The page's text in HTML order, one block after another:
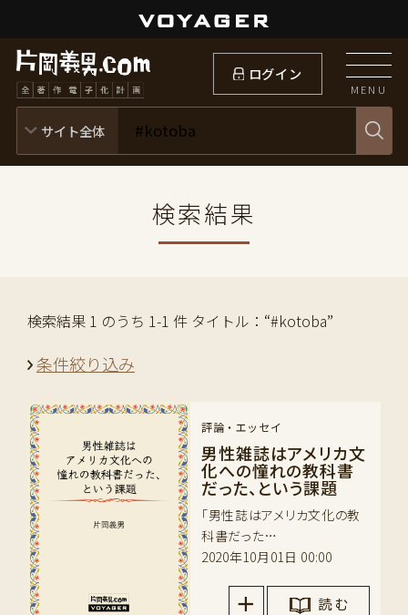
ログイン
MENU
検索結果
検索結果 1 のうち 1-1 件 タイトル：“#kotoba”
条件絞り込み
評論・エッセイ
男性雑誌はアメリカ文
化への憧れの教科書
だった、という課題
「男性誌はアメリカ文化の教
科書だった…
2020年10月01日 00:00
読 む